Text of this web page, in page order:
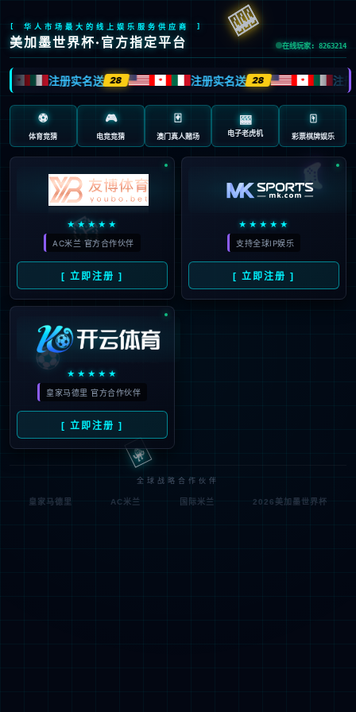
抱歉，页面无法访问...
可能原因：网址有错误 >请检查地址是否完整或存在多余字
符;
网址已失效 >可能页面已删除，活动已下线等
返回首页